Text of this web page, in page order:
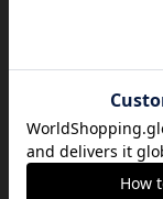
レビュー